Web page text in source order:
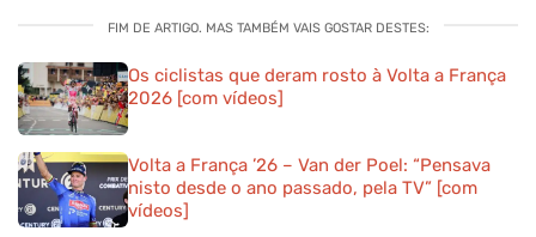
FIM DE ARTIGO. MAS TAMBÉM VAIS GOSTAR DESTES:
Os ciclistas que deram rosto à Volta a França
2026 [com vídeos]
Volta a França ’26 – Van der Poel: “Pensava
nisto desde o ano passado, pela TV” [com
vídeos]